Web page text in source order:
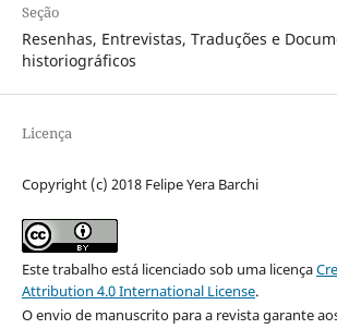
Seção
Resenhas, Entrevistas, Traduções e
historiográficos
Licença
Copyright (c) 2018 Felipe Yera Barchi
Este trabalho está licenciado sob uma licença
Attribution 4.0 International License.
O envio de manuscrito para a revista garante